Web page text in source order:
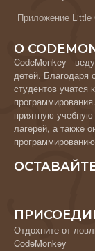
Приложение Little
О
CodeMonkey -
детей. Благодаря
студентов учатся
приятную
лагерей, а также
Отдохните от
CodeMonkey